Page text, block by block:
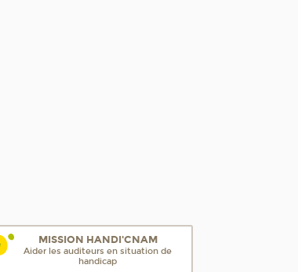
MISSION HANDI'CNAM
Aider les auditeurs en situation de
handicap